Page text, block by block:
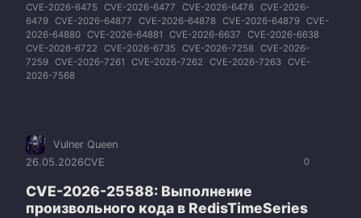
CVE-2026-6475
CVE-2026-6477 CVE-2026-6478 CVE-2026-
6479 CVE-2026-64877 CVE-2026-64878 CVE-2026-64879 CVE-
2026-64880 CVE-2026-64881 CVE-2026-6637
CVE-2026-6638
CVE-2026-6722
CVE-2026-6735 CVE-2026-7258 CVE-2026-
7259 CVE-2026-7261 CVE-2026-7262 CVE-2026-7263 CVE-
2026-7568
0
Vulner Queen
26.05.2026CVE
CVE-2026-25588: Выполнение
произвольного кода в RedisTimeSeries